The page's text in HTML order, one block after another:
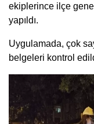
ekiplerince ilçe
yapıldı.
Uygulamada, çok
belgeleri kontrol